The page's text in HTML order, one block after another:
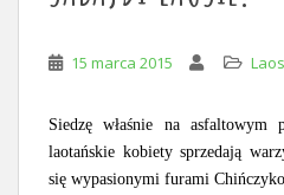
15 marca 2015 Laos
Siedzę właśnie na asfaltowym
laotańskie kobiety sprzedają
się wypasionymi furami